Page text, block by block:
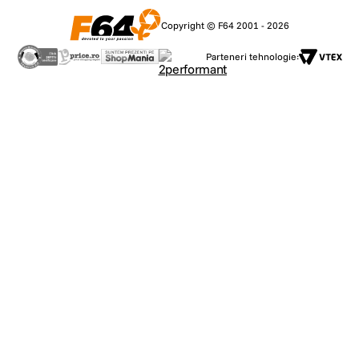
Tehnologie afisaj: LCD
Luminozitate: 400 lumeni ANSI
Rezolutie: 1920 x 1080P
Copyright © F64 2001 - 2026
Parteneri tehnologie: